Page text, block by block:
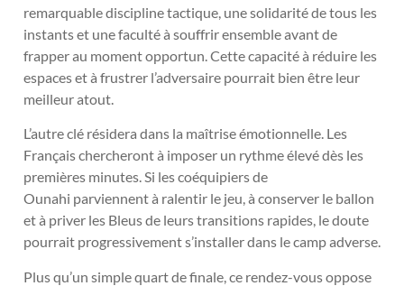
remarquable discipline tactique, une solidarité de tous les
instants et une faculté à souffrir ensemble avant de
frapper au moment opportun. Cette capacité à réduire les
espaces et à frustrer l’adversaire pourrait bien être leur
meilleur atout.
L’autre clé résidera dans la maîtrise émotionnelle. Les
Français chercheront à imposer un rythme élevé dès les
premières minutes. Si les coéquipiers de
Ounahi parviennent à ralentir le jeu, à conserver le ballon
et à priver les Bleus de leurs transitions rapides, le doute
pourrait progressivement s’installer dans le camp adverse.
Plus qu’un simple quart de finale, ce rendez-vous oppose